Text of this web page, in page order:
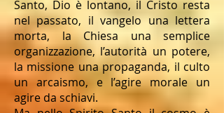
Santo, Dio è lontano, il Cristo resta
nel passato, il vangelo una lettera
morta, la Chiesa una semplice
organizzazione, l’autorità un potere,
la missione una propaganda, il culto
un arcaismo, e l’agire morale un
agire da schiavi.